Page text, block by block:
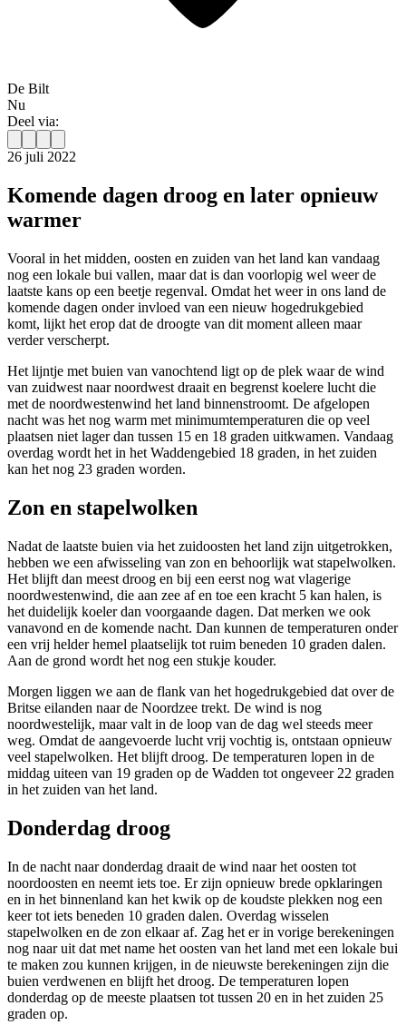
De Bilt
Nu
Deel via:
26 juli 2022
Komende dagen droog en later opnieuw
warmer
Vooral in het midden, oosten en zuiden van het land kan vandaag
nog een lokale bui vallen, maar dat is dan voorlopig wel weer de
laatste kans op een beetje regenval. Omdat het weer in ons land de
komende dagen onder invloed van een nieuw hogedrukgebied
komt, lijkt het erop dat de droogte van dit moment alleen maar
verder verscherpt.
Het lijntje met buien van vanochtend ligt op de plek waar de wind
van zuidwest naar noordwest draait en begrenst koelere lucht die
met de noordwestenwind het land binnenstroomt. De afgelopen
nacht was het nog warm met minimumtemperaturen die op veel
plaatsen niet lager dan tussen 15 en 18 graden uitkwamen. Vandaag
overdag wordt het in het Waddengebied 18 graden, in het zuiden
kan het nog 23 graden worden.
Zon en stapelwolken
Nadat de laatste buien via het zuidoosten het land zijn uitgetrokken,
hebben we een afwisseling van zon en behoorlijk wat stapelwolken.
Het blijft dan meest droog en bij een eerst nog wat vlagerige
noordwestenwind, die aan zee af en toe een kracht 5 kan halen, is
het duidelijk koeler dan voorgaande dagen. Dat merken we ook
vanavond en de komende nacht. Dan kunnen de temperaturen onder
een vrij helder hemel plaatselijk tot ruim beneden 10 graden dalen.
Aan de grond wordt het nog een stukje kouder.
Morgen liggen we aan de flank van het hogedrukgebied dat over de
Britse eilanden naar de Noordzee trekt. De wind is nog
noordwestelijk, maar valt in de loop van de dag wel steeds meer
weg. Omdat de aangevoerde lucht vrij vochtig is, ontstaan opnieuw
veel stapelwolken. Het blijft droog. De temperaturen lopen in de
middag uiteen van 19 graden op de Wadden tot ongeveer 22 graden
in het zuiden van het land.
Donderdag droog
In de nacht naar donderdag draait de wind naar het oosten tot
noordoosten en neemt iets toe. Er zijn opnieuw brede opklaringen
en in het binnenland kan het kwik op de koudste plekken nog een
keer tot iets beneden 10 graden dalen. Overdag wisselen
stapelwolken en de zon elkaar af. Zag het er in vorige berekeningen
nog naar uit dat met name het oosten van het land met een lokale bui
te maken zou kunnen krijgen, in de nieuwste berekeningen zijn die
buien verdwenen en blijft het droog. De temperaturen lopen
donderdag op de meeste plaatsen tot tussen 20 en in het zuiden 25
graden op.